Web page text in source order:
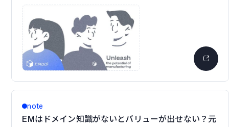
note
EMはドメイン知識がないとバリューが出せない？元